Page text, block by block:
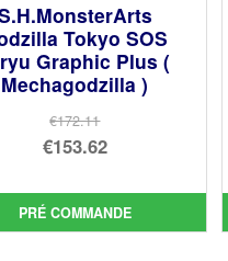
Tokyo SOS
Graphic Plus (
Mechagodzilla )
€172.11
Le
initial
était :
€153.62
prix
actuel
PRÉ COMMANDE